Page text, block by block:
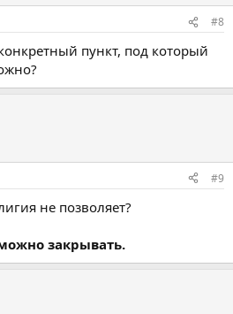
#8
пункт, под который
#9
не позволяет?
закрывать.